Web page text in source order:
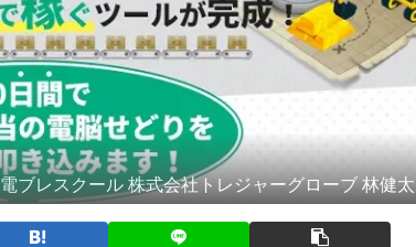
電ブレスクール 株式会社トレジャーグローブ 林健